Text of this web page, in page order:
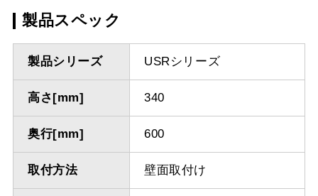
製品スペック
製品シリーズ USRシリーズ
高さ[mm] 340
奥行[mm] 600
取付方法 壁面取付け